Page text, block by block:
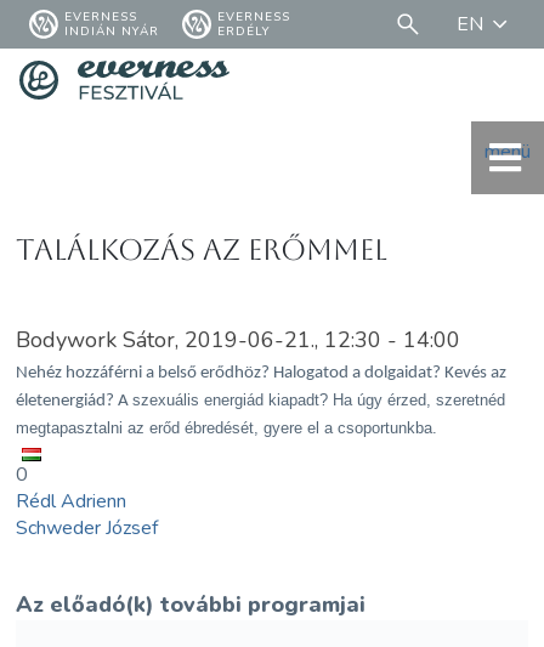
EVERNESS
INDIÁN NYÁR
EVERNESS
ERDÉLY
EN
menü
Találkozás az erőmmel
Bodywork Sátor, 2019-06-21., 12:30 - 14:00
Nehéz hozzáférni a belső erődhöz? Halogatod a dolgaidat? Kevés az
életenergiád? Aszexuálisenergiád kiapadt? Ha úgyérzed,szeretnéd
megtapasztalni az erőd ébredését, gyere el a csoportunkba.
0
Rédl Adrienn
Schweder József
Az előadó(k) további programjai